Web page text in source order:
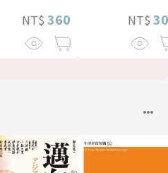
NT$ 360 NT$